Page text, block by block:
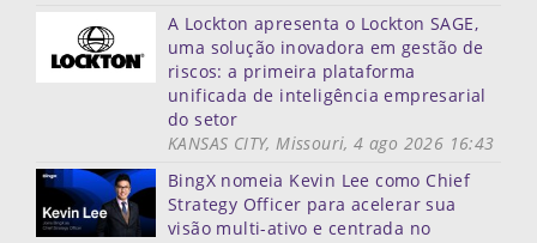
A Lockton apresenta o Lockton SAGE,
uma solução inovadora em gestão de
riscos: a primeira plataforma
unificada de inteligência empresarial
do setor
KANSAS CITY, Missouri, 4 ago 2026 16:43
BingX nomeia Kevin Lee como Chief
Strategy Officer para acelerar sua
visão multi-ativo e centrada no